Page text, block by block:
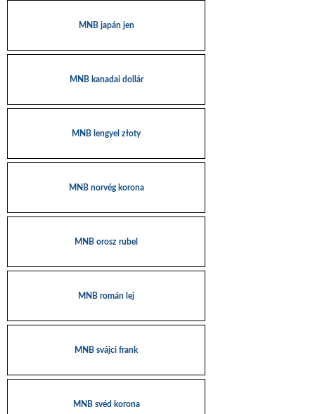
MNB japán jen
MNB kanadai dollár
MNB lengyel złoty
MNB norvég korona
MNB orosz rubel
MNB román lej
MNB svájci frank
MNB svéd korona